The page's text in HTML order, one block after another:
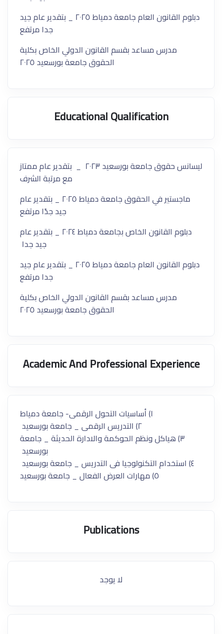
دبلوم القانون العام جامعة دمياط ٢٠٢٥ _ بتقدير عام جيد
جدا مرتفع
مدرس مساعد بقسم القانون الدولي الخاص بكلية
الحقوق جامعة بورسعيد ٢٠٢٥
Educational Qualification
ليسانس حقوق جامعة بورسعيد ٢٠٢٣ _ بتقدير عام ممتاز
مع مرتبة الشرف
ماجستير في الحقوق جامعة دمياط ٢٠٢٥ _ بتقدير عام
جيد جدًا مرتفع
دبلوم القانون الخاص بجامعة دمياط ٢٠٢٤ _ بتقدير عام
جيد جدا
دبلوم القانون العام جامعة دمياط ٢٠٢٥ _ بتقدير عام جيد
جدا مرتفع
مدرس مساعد بقسم القانون الدولي الخاص بكلية
الحقوق جامعة بورسعيد ٢٠٢٥
Academic And Professional Experience
١) أساسيات التحول الرقمى- جامعة دمياط
٢) التدريس الرقمى _ جامعة بورسعيد
٣) هياكل ونظم الحوكمة والادارة الحديثة _ جامعة
بورسعيد
٤) استخدام التكنولوجيا فى التدريس _ جامعة بورسعيد
٥) مهارات العرض الفعال _ جامعة بورسعيد
Publications
لا يوجد